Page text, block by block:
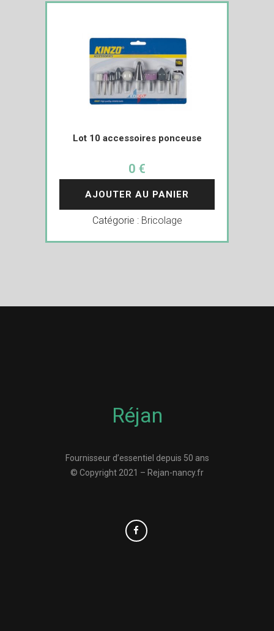
Lot 10 accessoires ponceuse
0 €
AJOUTER AU PANIER
Catégorie : Bricolage
Réjan
Fournisseur d’essentiel depuis 50 ans
© Copyright 2021 – Rejan-nancy.fr